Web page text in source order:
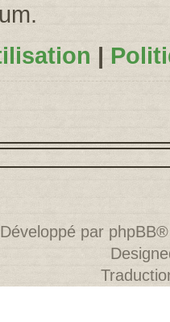
|
Développé par phpBB®